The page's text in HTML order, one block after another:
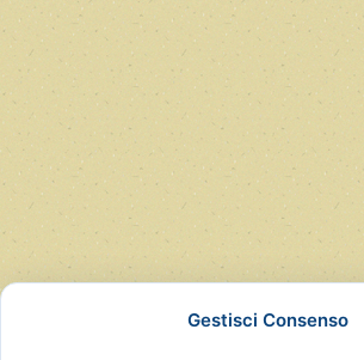
Gestisci Consenso